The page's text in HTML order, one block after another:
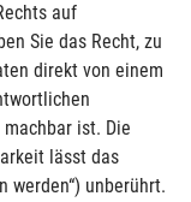
auf
Sie das Recht, zu
direkt von einem
ist. Die
lässt das
werden“) unberührt.